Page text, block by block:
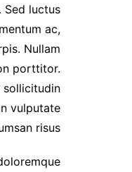
✦ 👑
دردشة
حديثة
شات
Sed luctus
ac,
Nullam
porttitor.
sollicitudin
vulputate
risus.